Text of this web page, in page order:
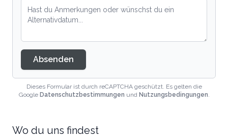
Absenden
Dieses Formular ist durch reCAPTCHA geschützt. Es gelten die
Google Datenschutzbestimmungen und Nutzungsbedingungen.
Wo du uns findest